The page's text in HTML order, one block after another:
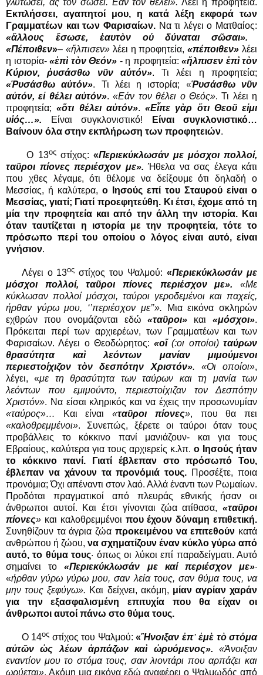
γλυτώσει, ας τον σώσει. Εάν τον θέλει». Λέει η προφητεία.
Εκπλήσσει, αγαπητοί μου, η κατά λέξη εκφορά των
Γραμματέων και των Φαρισαίων.Να τι λέγει ο Ματθαίος:
«ἄλλους ἔσωσε,
ἑαυτὸν οὐ δύναται σῶσαι».
«Πέποιθεν»– «ἤλπισεν»λέει η προφητεία,«πέποιθεν» λέει
η ιστορία- «ἐπὶ τὸν Θεόν» - η προφητεία: «ἤλπισεν ἐπὶ τὸν
Κύριον,
ῥυσάσθω νῦν αὐτόν». Τι λέει η προφητεία;
«Ῥυσάσθω αὐτόν». Τι λέει η ιστορία; «Ῥυσάσθω νῦν
αὐτόν, εἰ θέλει αὐτόν».«Εάν τον θέλει ο Θεός». Τι λέει η
προφητεία;«ὅτι θέλει αὐτόν». «Εἶπε γὰρ ὅτι Θεοῦ εἰμι
υἱός…». Είναι συγκλονιστικό!
Είναι συγκλονιστικό…
Βαίνουν όλα στην εκπλήρωση των προφητειών.
Ο 13ος στίχος: «Περιεκύκλωσάν με μόσχοι πολλοί,
ταῦροι πίονες περιέσχον με». Ήθελα να σας έλεγα κάτι
που χθες λέγαμε, ότι θέλομε να δείξουμε ότι δηλαδή ο
Μεσσίας, ή καλύτερα, ο Ιησούς επί του Σταυρού είναι ο
Μεσσίας, γιατί; Γιατί προεφητεύθη. Κι έτσι, έχομε από τη
μία την προφητεία και από την άλλη την ιστορία. Και
όταν ταυτίζεται η ιστορία με την προφητεία, τότε το
πρόσωπο περί του οποίου ο λόγος είναι αυτό, είναι
γνήσιον.
Λέγει ο 13ος στίχος του Ψαλμού:«Περιεκύκλωσάν με
μόσχοι πολλοί, ταῦροι πίονες περιέσχον με». «Με
κύκλωσαν πολλοί μόσχοι, ταύροι γεροδεμένοι και παχείς,
ήρθαν γύρω μου, ‘’περιέσχον με’’».
Μια εικόνα σκληρών
εχθρών που ονομάζονται εδώ«ταῦροι» και«μόσχοι».
Πρόκειται περί των αρχιερέων, των Γραμματέων και των
Φαρισαίων. Λέγει ο Θεοδώρητος:«οἵ (:οι οποίοι) ταύρων
θρασύτητα καὶ λεόντων μανίαν μιμούμενοι
περιεστοίχιζον τὸν δεσπότην Χριστόν». «Οι οποίοι»,
λέγει, «με τη θρασύτητα των ταύρων και τη μανία των
λεόντων που εμιμούντο, περιεστοίχιζαν τον Δεσπότην
Χριστόν». Να είσαι κληρικός και να έχεις την προσωνυμίαν
«ταύρος»…
Και είναι«ταῦροι πίονες», που θα πει
«καλοθρεμμένοι». Συνεπώς, ξέρετε οι ταύροι όταν τους
προβάλλεις το κόκκινο πανί μανιάζουν- και για τους
Εβραίους, καλύτερα για τους αρχιερείς κ.λπ. ο Ιησούς ήταν
το κόκκινο πανί.
Γιατί έβλεπαν στο πρόσωπό Του,
έβλεπαν να χάνουν τα προνόμιά τους. Προσέξτε, ποια
προνόμια; Όχι απέναντι στον λαό. Αλλά έναντι των Ρωμαίων.
Προδόται πραγματικοί από πλευράς εθνικής ήσαν οι
άνθρωποι αυτοί. Και έτσι γίνονται ζώα ατίθασα, «ταῦροι
πίονες» και καλοθρεμμένοι που έχουν δύναμη επιθετική.
Συνηθίζουν τα άγρια ζώα προκειμένου να επιτεθούν κατά
ανθρώπου ή ζώου, να σχηματίζουν έναν κύκλο γύρω από
αυτό, το θύμα τους· όπως οι λύκοι επί παραδείγματι. Αυτό
σημαίνει το«Περιεκύκλωσάν με καί περιέσχον με»·
«ήρθαν γύρω γύρω μου, σαν λεία τους, σαν θύμα τους, να
μην τους ξεφύγω». Και δείχνει, ακόμη, μίαν αγρίαν χαράν
για την εξασφαλισμένη επιτυχία που θα είχαν οι
άνθρωποι αυτοί πάνω στο θύμα τους.
Ο 14ος στίχος του Ψαλμού:«Ἢνοιξαν ἐπ᾿ ἐμὲ τὸ στόμα
αὐτῶν ὡς λέων ἁρπάζων καὶ ὠρυόμενος».
«Άνοιξαν
εναντίον μου το στόμα τους, σαν λιοντάρι που αρπάζει και
ωρύεται». Ακόμη μια εικόνα εδώ αναφέρει ο Ψαλμωδός από